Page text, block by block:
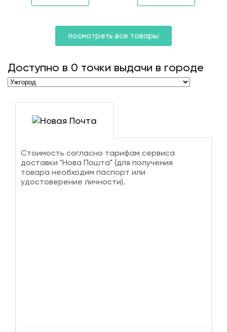
посмотреть все товары
Доступно в 0 точки выдачи в городе
Стоимость согласно тарифам сервиса
доставки "Нова Пошта" (для получения
товара необходим паспорт или
удостоверение личности).